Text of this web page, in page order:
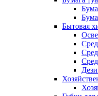
Бытовая